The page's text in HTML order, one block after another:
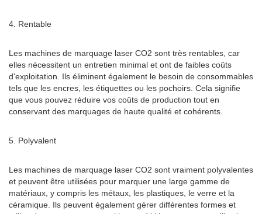
4. Rentable
Les machines de marquage laser CO2 sont très rentables, car
elles nécessitent un entretien minimal et ont de faibles coûts
d'exploitation. Ils éliminent également le besoin de consommables
tels que les encres, les étiquettes ou les pochoirs. Cela signifie
que vous pouvez réduire vos coûts de production tout en
conservant des marquages ​​de haute qualité et cohérents.
5. Polyvalent
Les machines de marquage laser CO2 sont vraiment polyvalentes
et peuvent être utilisées pour marquer une large gamme de
matériaux, y compris les métaux, les plastiques, le verre et la
céramique. Ils peuvent également gérer différentes formes et